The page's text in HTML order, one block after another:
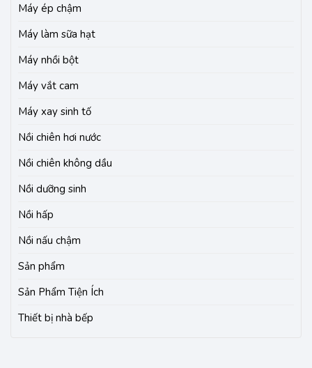
Máy ép chậm
Máy làm sữa hạt
Máy nhồi bột
Máy vắt cam
Máy xay sinh tố
Nồi chiên hơi nước
Nồi chiên không dầu
Nồi dưỡng sinh
Nồi hấp
Nồi nấu chậm
Sản phẩm
Sản Phẩm Tiện Ích
Thiết bị nhà bếp